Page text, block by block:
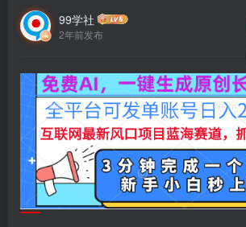
99学社
2年前发布